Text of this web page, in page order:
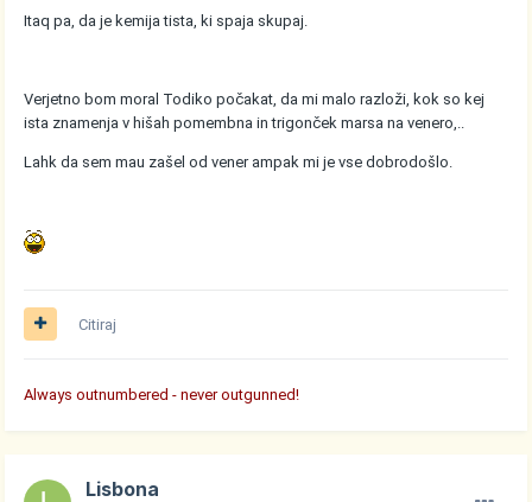
Itaq pa, da je kemija tista, ki spaja skupaj.
Verjetno bom moral Todiko počakat, da mi malo razloži, kok so kej
ista znamenja v hišah pomembna in trigonček marsa na venero,..
Lahk da sem mau zašel od vener ampak mi je vse dobrodošlo.
Citiraj
Always outnumbered - never outgunned!
Lisbona